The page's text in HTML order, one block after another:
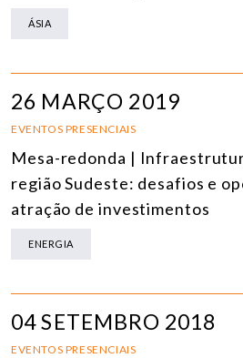
ÁSIA
26 MARÇO 2019
EVENTOS PRESENCIAIS
Mesa-redonda |
região Sudeste: desafios e
atração de investimentos
ENERGIA
04 SETEMBRO 2018
EVENTOS PRESENCIAIS